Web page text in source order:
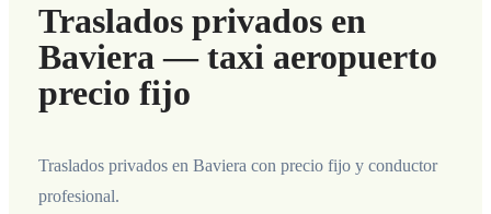
Traslados privados en
Baviera — taxi aeropuerto
precio fijo
Traslados privados en Baviera con precio fijo y conductor
profesional.